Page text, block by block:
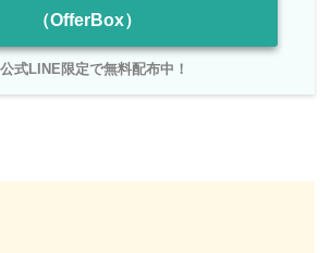
（OfferBox）
公式LINE限定で無料配布中！